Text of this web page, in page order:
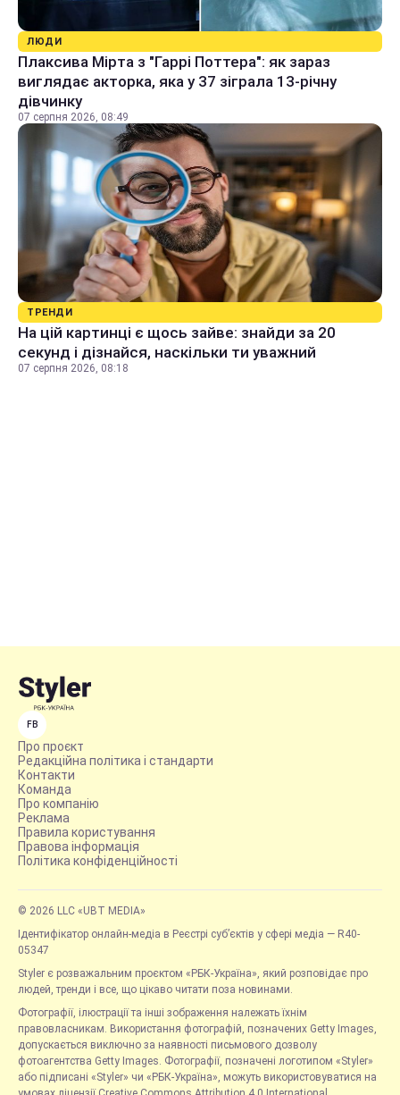
ЛЮДИ
Плаксива Мірта з "Гаррі Поттера": як зараз
виглядає акторка, яка у 37 зіграла 13-річну
дівчинку
07 серпня 2026, 08:49
ТРЕНДИ
На цій картинці є щось зайве: знайди за 20
секунд і дізнайся, наскільки ти уважний
07 серпня 2026, 08:18
FB
Про проєкт
Редакційна політика і стандарти
Контакти
Команда
Про компанію
Реклама
Правила користування
Правова інформація
Політика конфіденційності
© 2026 LLC «UBT MEDIA»
Ідентифікатор онлайн-медіа в Реєстрі суб’єктів у сфері медіа — R40-
05347
Styler є розважальним проєктом «РБК-Україна», який розповідає про
людей, тренди і все, що цікаво читати поза новинами.
Фотографії, ілюстрації та інші зображення належать їхнім
правовласникам. Використання фотографій, позначених Getty Images,
допускається виключно за наявності письмового дозволу
фотоагентства Getty Images. Фотографії, позначені логотипом «Styler»
або підписані «Styler» чи «РБК-Україна», можуть використовуватися на